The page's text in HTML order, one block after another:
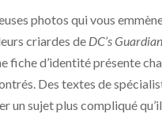
photos qui vous
criardes de DC’s Guardian
fiche d’identité présente
Des textes de
un sujet plus compliqué qu’il